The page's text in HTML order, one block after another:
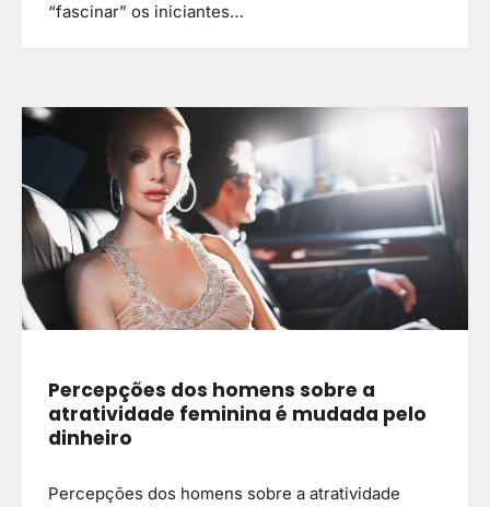
“fascinar” os iniciantes…
Percepções dos homens sobre a
atratividade feminina é mudada pelo
dinheiro
Percepções dos homens sobre a atratividade